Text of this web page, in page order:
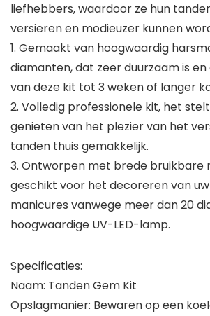
liefhebbers, waardoor ze hun
versieren en modieuzer kunnen
1. Gemaakt van hoogwaardig
diamanten, dat zeer duurzaam is
van deze kit tot 3 weken of langer
2. Volledig professionele kit, het
genieten van het plezier van het
tanden thuis gemakkelijk.
3. Ontworpen met brede bruikbare
geschikt voor het decoreren van
manicures vanwege meer dan 20
hoogwaardige UV-LED-lamp.
Specificaties:
Naam: Tanden Gem Kit
Opslagmanier: Bewaren op een